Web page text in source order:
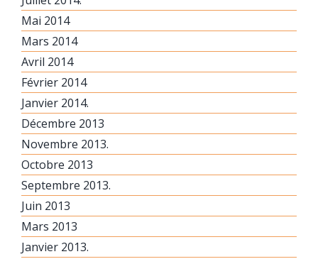
Mai 2014
Mars 2014
Avril 2014
Février 2014
Janvier 2014.
Décembre 2013
Novembre 2013.
Octobre 2013
Septembre 2013.
Juin 2013
Mars 2013
Janvier 2013.